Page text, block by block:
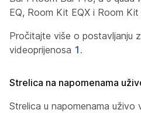
EQ, Room Kit EQX i Room Kit
Pročitajte više o postavljanju
videoprijenosa 1.
Strelica na napomenama
Strelica u napomenama uživo